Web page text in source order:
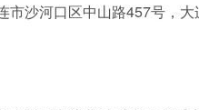
市沙河口区中山路457号，